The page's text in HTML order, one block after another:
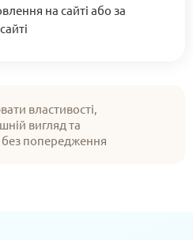
на сайті або за
властивості,
вигляд та
без попередження